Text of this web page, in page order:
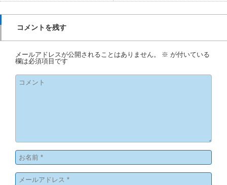
コメントを残す
メールアドレスが公開されることはありません。 ※ が付いている
欄は必須項目です